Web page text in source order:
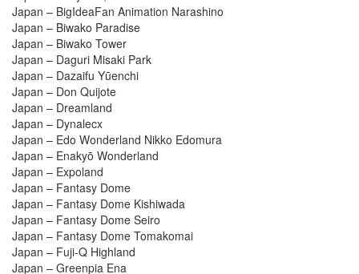
Japan – BigIdeaFan Animation Narashino
Japan – Biwako Paradise
Japan – Biwako Tower
Japan – Daguri Misaki Park
Japan – Dazaifu Yūenchi
Japan – Don Quijote
Japan – Dreamland
Japan – Dynalecx
Japan – Edo Wonderland Nikko Edomura
Japan – Enakyō Wonderland
Japan – Expoland
Japan – Fantasy Dome
Japan – Fantasy Dome Kishiwada
Japan – Fantasy Dome Seiro
Japan – Fantasy Dome Tomakomai
Japan – Fuji-Q Highland
Japan – Greenpia Ena